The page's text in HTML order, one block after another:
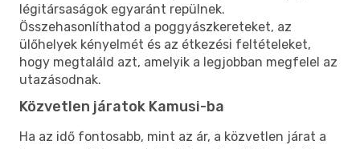
légitársaságok egyaránt repülnek.
Összehasonlíthatod a poggyászkereteket, az
ülőhelyek kényelmét és az étkezési feltételeket,
hogy megtaláld azt, amelyik a legjobban megfelel az
utazásodnak.
Közvetlen járatok Kamusi-ba
Ha az idő fontosabb, mint az ár, a közvetlen járat a